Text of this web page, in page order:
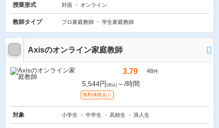
授業形式 対面 オンライン
教師タイプ プロ家庭教師 学生家庭教師
Axisのオンライン家庭教師
3.79 48件
5,544円 (税込) ～/時間
無料体験あり
対象 小学生 中学生 高校生 浪人生